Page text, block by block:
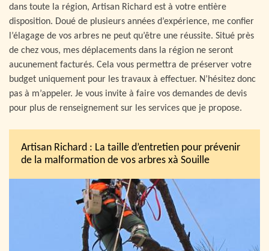
dans toute la région, Artisan Richard est à votre entière
disposition. Doué de plusieurs années d’expérience, me confier
l’élagage de vos arbres ne peut qu’être une réussite. Situé près
de chez vous, mes déplacements dans la région ne seront
aucunement facturés. Cela vous permettra de préserver votre
budget uniquement pour les travaux à effectuer. N’hésitez donc
pas à m’appeler. Je vous invite à faire vos demandes de devis
pour plus de renseignement sur les services que je propose.
Artisan Richard : La taille d’entretien pour prévenir
de la malformation de vos arbres xà Souille